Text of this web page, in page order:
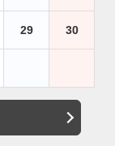
29 30